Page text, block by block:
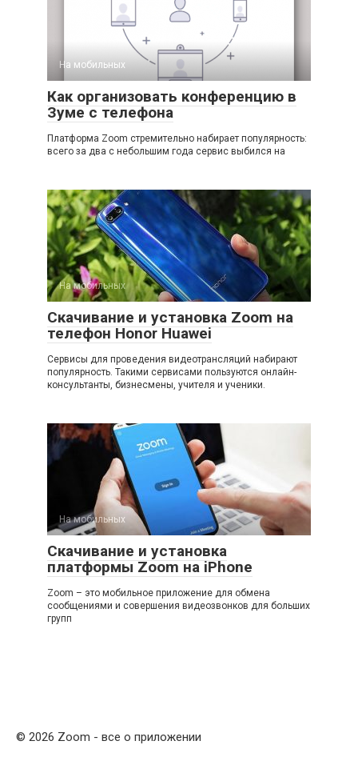
На мобильных
Как организовать конференцию в
Зуме с телефона
Платформа Zoom стремительно набирает популярность:
всего за два с небольшим года сервис выбился на
На мобильных
Скачивание и установка Zoom на
телефон Honor Huawei
Сервисы для проведения видеотрансляций набирают
популярность. Такими сервисами пользуются онлайн-
консультанты, бизнесмены, учителя и ученики.
На мобильных
Скачивание и установка
платформы Zoom на iPhone
Zoom – это мобильное приложение для обмена
сообщениями и совершения видеозвонков для больших
групп
© 2026 Zoom - все о приложении